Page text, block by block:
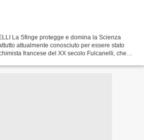
La Sfinge protegge e domina la Scienza
attualmente conosciuto per essere stato
francese del XX secolo Fulcanelli, che